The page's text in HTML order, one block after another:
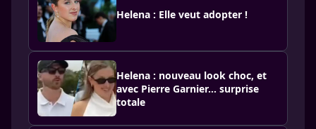
Helena : Elle veut adopter !
Helena : nouveau look choc, et
avec Pierre Garnier… surprise
totale